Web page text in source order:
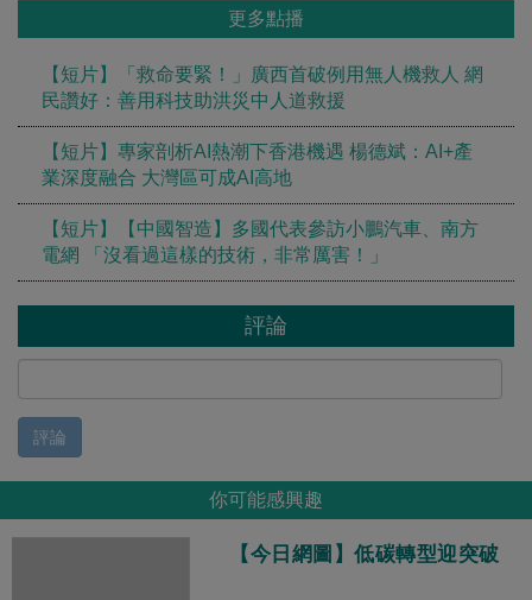
更多點播
【短片】「救命要緊！」廣西首破例用無人機救人 網
民讚好：善用科技助洪災中人道救援
【短片】專家剖析AI熱潮下香港機遇 楊德斌：AI+產
業深度融合 大灣區可成AI高地
【短片】【中國智造】多國代表參訪小鵬汽車、南方
電網 「沒看過這樣的技術，非常厲害！」
評論
評論
你可能感興趣
【今日網圖】低碳轉型迎突破